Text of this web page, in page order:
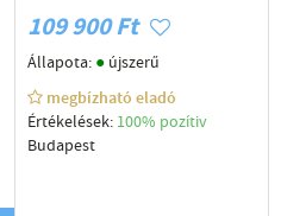
109 900 Ft
Állapota: ●újszerű
megbízható eladó
Értékelések: 100% pozítiv
Budapest